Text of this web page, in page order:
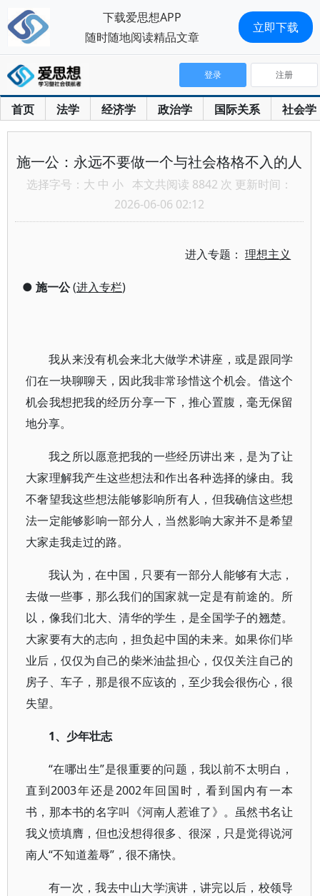
首页 法学 经济学 政治学 国际关系 社会学
登录 注册
施一公：永远不要做一个与社会格格不入的人
选择字号： 大 中 小 本文共阅读 8842 次 更新时间：
2026-06-06 02:12
进入专题：理想主义
● 施一公(进入专栏)
我从来没有机会来北大做学术讲座，或是跟同学
们在一块聊聊天，因此我非常珍惜这个机会。借这个
机会我想把我的经历分享一下，推心置腹，毫无保留
地分享。
我之所以愿意把我的一些经历讲出来，是为了让
大家理解我产生这些想法和作出各种选择的缘由。我
不奢望我这些想法能够影响所有人，但我确信这些想
法一定能够影响一部分人，当然影响大家并不是希望
大家走我走过的路。
我认为，在中国，只要有一部分人能够有大志，
去做一些事，那么我们的国家就一定是有前途的。所
以，像我们北大、清华的学生，是全国学子的翘楚。
大家要有大的志向，担负起中国的未来。如果你们毕
业后，仅仅为自己的柴米油盐担心，仅仅关注自己的
房子、车子，那是很不应该的，至少我会很伤心，很
失望。
1、少年壮志
“在哪出生”是很重要的问题，我以前不太明白，
直到2003年还是2002年回国时，看到国内有一本
书，那本书的名字叫《河南人惹谁了》。虽然书名让
我义愤填膺，但也没想得很多、很深，只是觉得说河
南人“不知道羞辱”，很不痛快。
有一次，我去中山大学演讲，讲完以后，校领导
下载爱思想APP
随时随地阅读精品文章
立即下载